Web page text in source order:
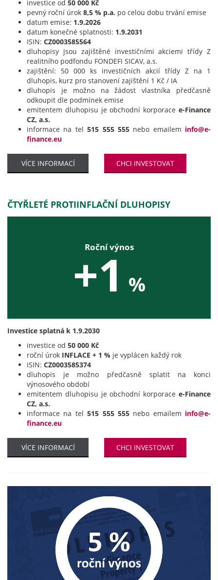
investice od 50 000 Kč
pevný roční úrok 8,5 % p.a. po celou dobu trvání emise
datum emise: 1.9.2026
datum konečné splatnosti: 1.9.2031
ISIN: CZ0003585564
dluhopisy jsou zajištěné investičními akciemi třídy Z
realitního podfondu FONDEFI SICAV, a.s.
zajištění: 50 000 ks investičních akcií třídy Z na 1
dluhopis, kurz pro stanovení zajištění 1 Kč / IA
dluhopis je možno na žádost vlastníka předčasně
odkoupit dle podmínek emise
emitentem dluhopisu je obchodní korporace e-Finance
CZ, a.s.
informace na tel515 555 555nebo emailem info@e-
finance.eu
VÍCE INFORMACÍ CHCI INVESTOVAT
ČTYŘLETÉ PROTIINFLAČNÍ DLUHOPISY
Roční výnos
+1 %
Investice splatná k 1.9.2030
investice od 50 000 Kč
roční úrok INFLACE + 1 % je vyplácen každý rok
ISIN: CZ0003585374
dluhopis je možno předčasně splatit na konci
výnosového období
emitentem dluhopisu je obchodní korporace e-Finance
CZ, a.s.
informace na tel515 555 555nebo emailem info@e-
finance.eu
VÍCE INFORMACÍ CHCI INVESTOVAT